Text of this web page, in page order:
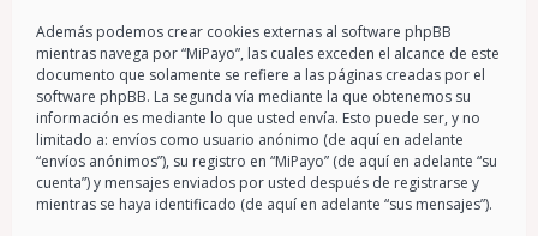
Además podemos crear cookies externas al software phpBB
mientras navega por “MiPayo”, las cuales exceden el alcance de este
documento que solamente se refiere a las páginas creadas por el
software phpBB. La segunda vía mediante la que obtenemos su
información es mediante lo que usted envía. Esto puede ser, y no
limitado a: envíos como usuario anónimo (de aquí en adelante
“envíos anónimos”), su registro en “MiPayo” (de aquí en adelante “su
cuenta”) y mensajes enviados por usted después de registrarse y
mientras se haya identificado (de aquí en adelante “sus mensajes”).